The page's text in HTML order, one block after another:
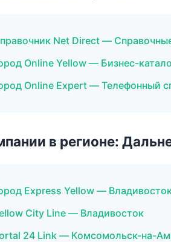
Net Direct —
Online Yellow — Бизнес-
Online Expert — Телефонный
в регионе:
Express Yellow —
City Line — Владивосток
24 Link — Комсомольск-на-